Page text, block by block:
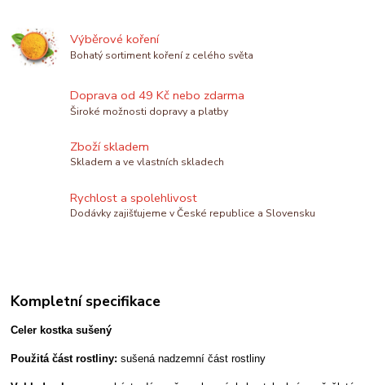
Výběrové koření
Bohatý sortiment koření z celého světa
Doprava od 49 Kč nebo zdarma
Široké možnosti dopravy a platby
Zboží skladem
Skladem a ve vlastních skladech
Rychlost a spolehlivost
Dodávky zajišťujeme v České republice a Slovensku
Kompletní specifikace
Celer kostka sušený
Použitá část rostliny:sušená nadzemní část rostliny